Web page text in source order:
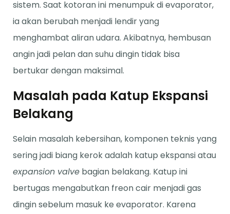
sistem. Saat kotoran ini menumpuk di evaporator,
ia akan berubah menjadi lendir yang
menghambat aliran udara. Akibatnya, hembusan
angin jadi pelan dan suhu dingin tidak bisa
bertukar dengan maksimal.
Masalah pada Katup Ekspansi
Belakang
Selain masalah kebersihan, komponen teknis yang
sering jadi biang kerok adalah katup ekspansi atau
expansion valve bagian belakang. Katup ini
bertugas mengabutkan freon cair menjadi gas
dingin sebelum masuk ke evaporator. Karena